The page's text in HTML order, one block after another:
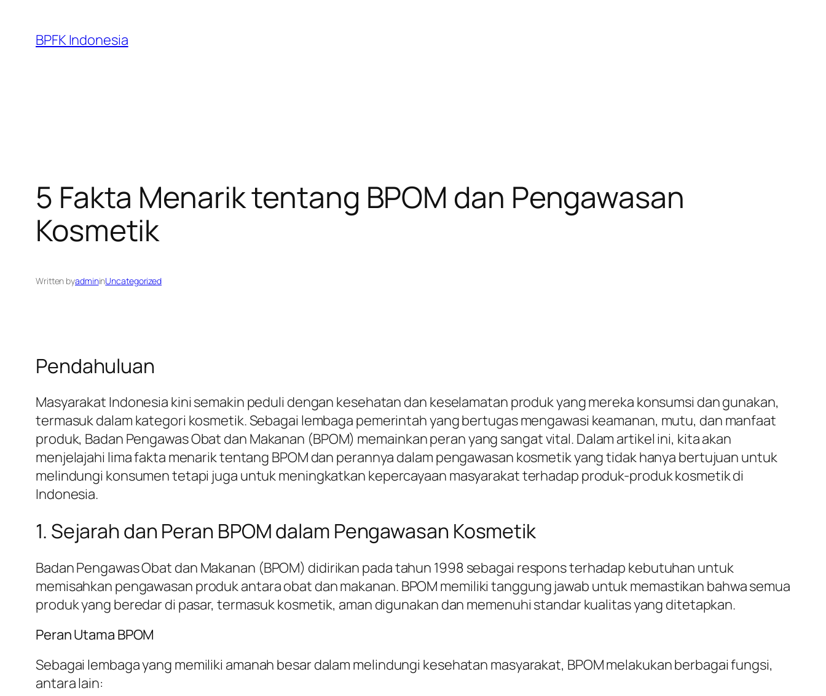
content
BPFK Indonesia
5 Fakta Menarik tentang BPOM dan Pengawasan
Kosmetik
Written byadmininUncategorized
Pendahuluan
Masyarakat Indonesia kini semakin peduli dengan kesehatan dan keselamatan produk yang mereka konsumsi dan gunakan,
termasuk dalam kategori kosmetik. Sebagai lembaga pemerintah yang bertugas mengawasi keamanan, mutu, dan manfaat
produk, Badan Pengawas Obat dan Makanan (BPOM) memainkan peran yang sangat vital. Dalam artikel ini, kita akan
menjelajahi lima fakta menarik tentang BPOM dan perannya dalam pengawasan kosmetik yang tidak hanya bertujuan untuk
melindungi konsumen tetapi juga untuk meningkatkan kepercayaan masyarakat terhadap produk-produk kosmetik di
Indonesia.
1. Sejarah dan Peran BPOM dalam Pengawasan Kosmetik
Badan Pengawas Obat dan Makanan (BPOM) didirikan pada tahun 1998 sebagai respons terhadap kebutuhan untuk
memisahkan pengawasan produk antara obat dan makanan. BPOM memiliki tanggung jawab untuk memastikan bahwa semua
produk yang beredar di pasar, termasuk kosmetik, aman digunakan dan memenuhi standar kualitas yang ditetapkan.
Peran Utama BPOM
Sebagai lembaga yang memiliki amanah besar dalam melindungi kesehatan masyarakat, BPOM melakukan berbagai fungsi,
antara lain: